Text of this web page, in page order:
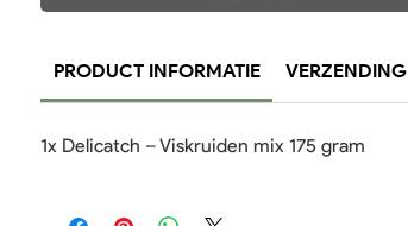
PRODUCT INFORMATIE VERZENDING
1x Delicatch – Viskruiden mix 175 gram